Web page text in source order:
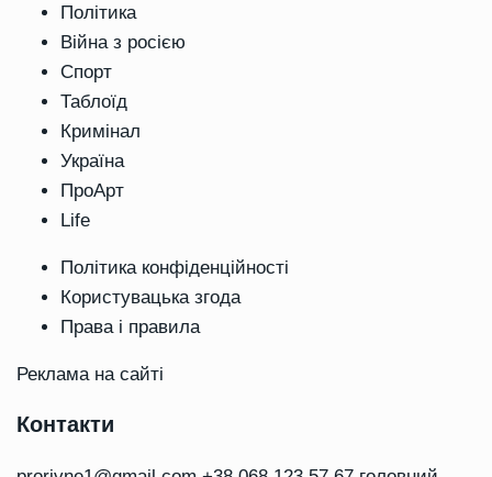
Політика
Війна з росією
Спорт
Таблоїд
Кримінал
Україна
ПроАрт
Life
Політика конфіденційності
Користувацька згода
Права і правила
Реклама на сайті
Контакти